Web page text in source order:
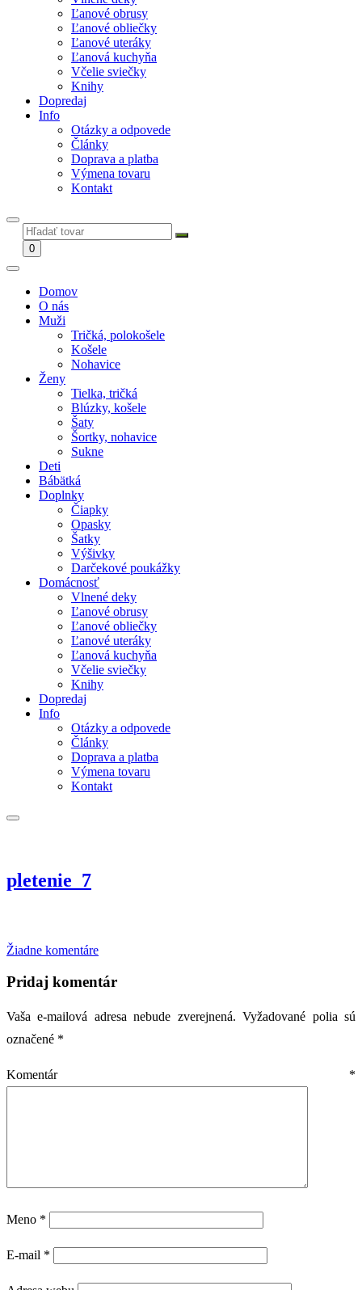
Ľanové obrusy
Ľanové obliečky
Ľanové uteráky
Ľanová kuchyňa
Včelie sviečky
Knihy
Dopredaj
Info
Otázky a odpovede
Články
Doprava a platba
Výmena tovaru
Kontakt
0
Domov
O nás
Muži
Tričká, polokošele
Košele
Nohavice
Ženy
Tielka, tričká
Blúzky, košele
Šaty
Šortky, nohavice
Sukne
Deti
Bábätká
Doplnky
Čiapky
Opasky
Šatky
Výšivky
Darčekové poukážky
Domácnosť
Vlnené deky
Ľanové obrusy
Ľanové obliečky
Ľanové uteráky
Ľanová kuchyňa
Včelie sviečky
Knihy
Dopredaj
Info
Otázky a odpovede
Články
Doprava a platba
Výmena tovaru
Kontakt
pletenie_7
Žiadne komentárena
Pridaj komentár
Vaša e-mailová adresa nebude zverejnená. Vyžadované polia sú
označené *
Komentár *
Meno *
E-mail *